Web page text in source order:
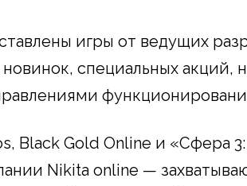
игры от ведущих
специальных акций,
Black Gold Online и «Сфера 3:
Nikita online —